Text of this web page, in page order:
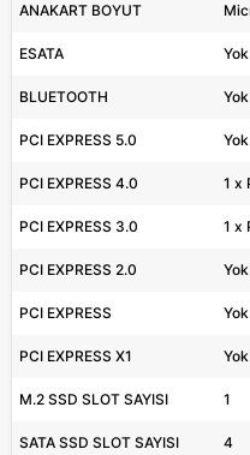
ANAKART BOYUT
ESATA Yok
BLUETOOTH Yok
PCI EXPRESS 5.0 Yok
PCI EXPRESS 4.0 1 x
PCI EXPRESS 3.0 1 x
PCI EXPRESS 2.0 Yok
PCI EXPRESS Yok
PCI EXPRESS X1 Yok
M.2 SSD SLOT SAYISI 1
SATA SSD SLOT SAYISI 4